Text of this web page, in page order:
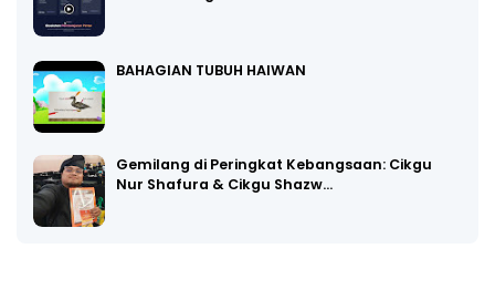
BAHAGIAN TUBUH HAIWAN
Gemilang di Peringkat Kebangsaan: Cikgu
Nur Shafura & Cikgu Shazw…